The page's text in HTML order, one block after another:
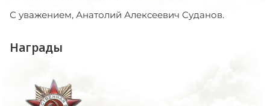
С уважением, Анатолий Алексеевич Суданов.
Награды